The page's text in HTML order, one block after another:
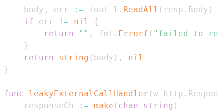
	body
, err := ioutil . ReadAll ( resp . Body )
if err != nil
{
return
"" , fmt . Errorf ( "failed to
}
return
string ( body ) ,
nil
}
func leakyExternalCallHandler (w http .
	responseCh
:= make ( chan string )